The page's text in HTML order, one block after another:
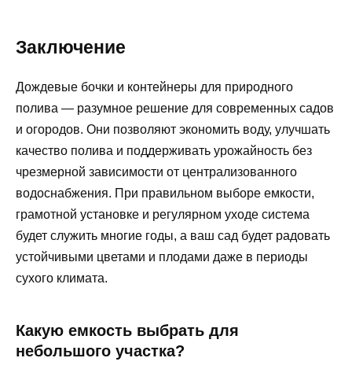
Заключение
Дождевые бочки и контейнеры для природного
полива — разумное решение для современных садов
и огородов. Они позволяют экономить воду, улучшать
качество полива и поддерживать урожайность без
чрезмерной зависимости от централизованного
водоснабжения. При правильном выборе емкости,
грамотной установке и регулярном уходе система
будет служить многие годы, а ваш сад будет радовать
устойчивыми цветами и плодами даже в периоды
сухого климата.
Какую емкость выбрать для
небольшого участка?